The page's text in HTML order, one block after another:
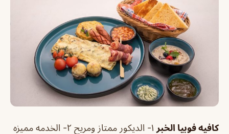
كافيه فوبيا الخبر
١- الديكور ممتاز ومريح ٢- الخدمه مميزه